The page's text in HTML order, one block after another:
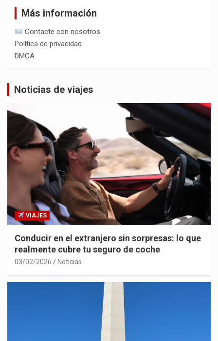
Más información
Contacte con nosotros
Política de privacidad
DMCA
Noticias de viajes
VIAJES
Conducir en el extranjero sin sorpresas: lo que
realmente cubre tu seguro de coche
03/02/2026 Noticias